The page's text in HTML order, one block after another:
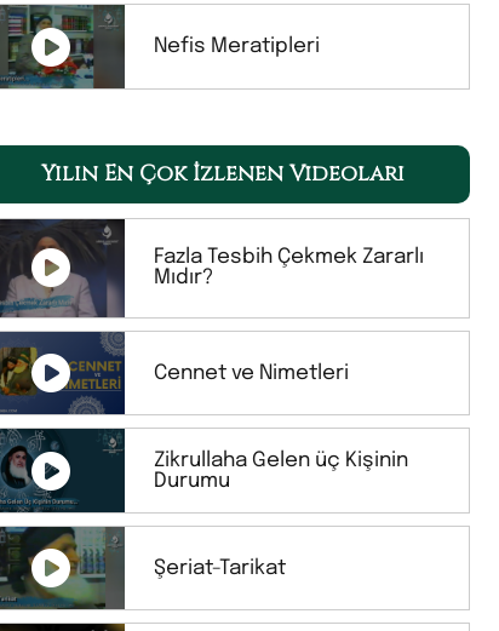
Nefis Meratipleri
Yılın En Çok İzlenen Videoları
Fazla Tesbih Çekmek Zararlı
Mıdır?
Cennet ve Nimetleri
Zikrullaha Gelen üç Kişinin
Durumu
Şeriat-Tarikat